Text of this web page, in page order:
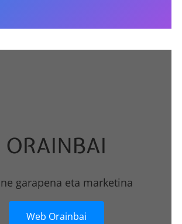
ORAINBAI
garapena eta marketina
Web Orainbai